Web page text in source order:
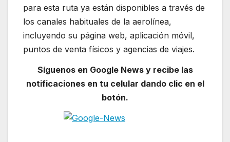
para esta ruta ya están disponibles a través de
los canales habituales de la aerolínea,
incluyendo su página web, aplicación móvil,
puntos de venta físicos y agencias de viajes.
Síguenos en Google News y recibe las
notificaciones en tu celular dando clic en el
botón.